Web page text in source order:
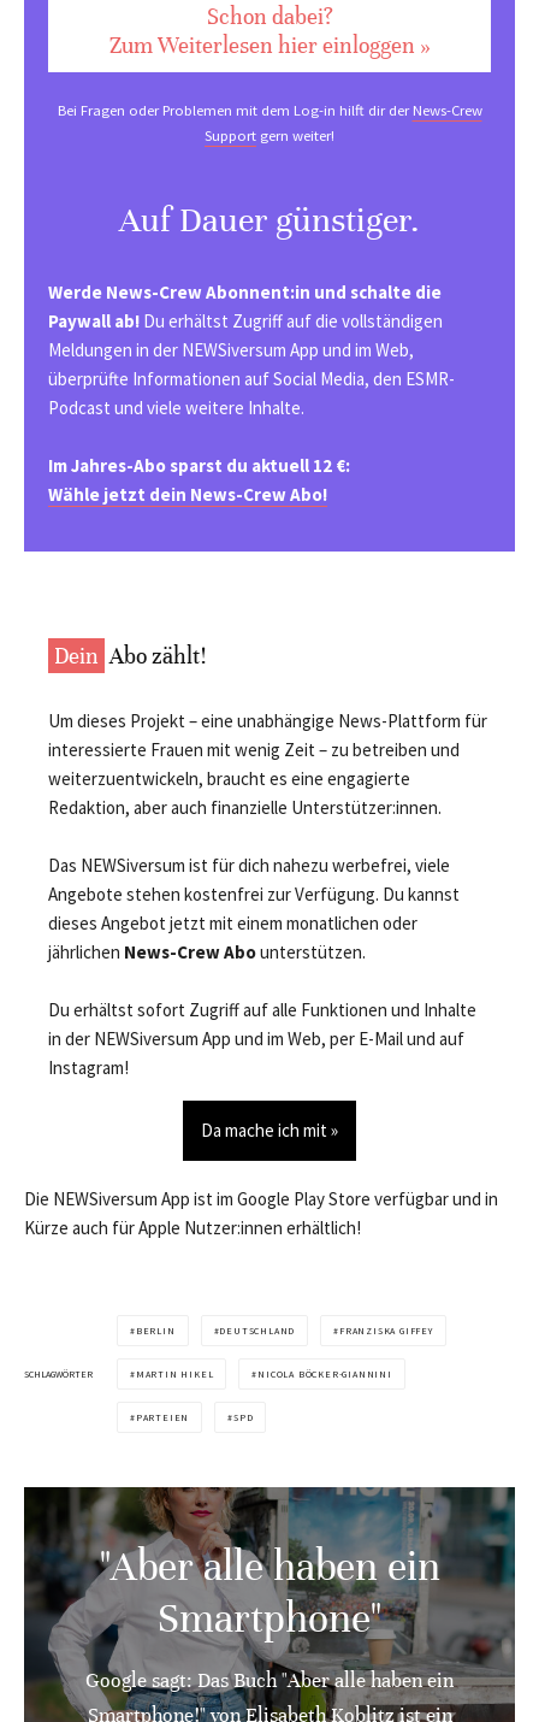
Schon dabei?
Zum Weiterlesen hier einloggen »
Bei Fragen oder Problemen mit dem Log-in hilft dir derNews-Crew
Support gern weiter!
Auf Dauer günstiger.
Werde News-Crew Abonnent:in und schalte die
Paywall ab! Du erhältst Zugriff auf die vollständigen
Meldungen in der NEWSiversum App und im Web,
überprüfte Informationen auf Social Media, den ESMR-
Podcast und viele weitere Inhalte.
Im Jahres-Abo sparst du aktuell 12 €:
Wähle jetzt dein News-Crew Abo!
Dein Abo zählt!
Um dieses Projekt – eine unabhängige News-Plattform für
interessierte Frauen mit wenig Zeit – zu betreiben und
weiterzuentwickeln, braucht es eine engagierte
Redaktion, aber auch finanzielle Unterstützer:innen.
Das NEWSiversum ist für dich nahezu werbefrei, viele
Angebote stehen kostenfrei zur Verfügung. Du kannst
dieses Angebot jetzt mit einem monatlichen oder
jährlichen News-Crew Abounterstützen.
Du erhältst sofort Zugriff auf alle Funktionen und Inhalte
in der NEWSiversum App und im Web, per E-Mail und auf
Instagram!
Da mache ich mit »
Die NEWSiversum App ist im Google Play Store verfügbar und in
Kürze auch für Apple Nutzer:innen erhältlich!
SCHLAGWÖRTER
BERLIN DEUTSCHLAND FRANZISKA GIFFEY
MARTIN HIKEL NICOLA BÖCKER-GIANNINI
PARTEIEN SPD
"Aber alle haben ein
Smartphone"
Google sagt: Das Buch "Aber alle haben ein
Smartphone!" von Elisabeth Koblitz ist ein